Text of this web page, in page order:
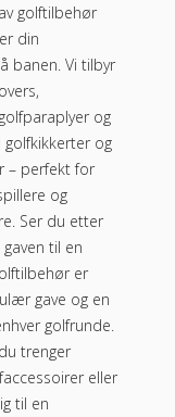
golftilbehør
din
banen. Vi tilbyr
og
golfkikkerter og
– perfekt for
og
Ser du etter
til en
er
gave og en
golfrunde.
trenger
eller
til en